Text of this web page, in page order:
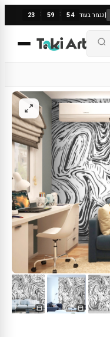
|נגמר בעוד 23 : 59 : 53